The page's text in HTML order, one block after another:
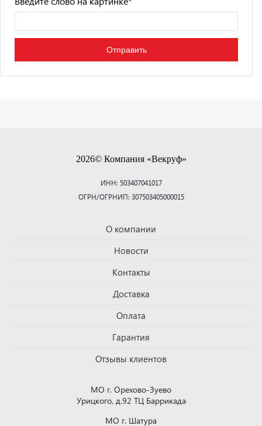
2026© Компания «Векруф»
ИНН: 503407041017
ОГРН/ОГРНИП: 307503405000015
О компании
Новости
Контакты
Доставка
Оплата
Гарантия
Отзывы клиентов
МО г. Орехово-Зуево
Урицкого, д.92 ТЦ Баррикада
МО г. Шатура